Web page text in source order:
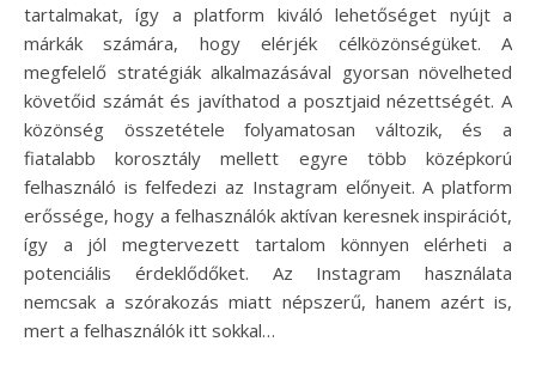
tartalmakat, így a platform kiváló lehetőséget nyújt a
márkák számára, hogy elérjék célközönségüket. A
megfelelő stratégiák alkalmazásával gyorsan növelheted
követőid számát és javíthatod a posztjaid nézettségét. A
közönség összetétele folyamatosan változik, és a
fiatalabb korosztály mellett egyre több középkorú
felhasználó is felfedezi az Instagram előnyeit. A platform
erőssége, hogy a felhasználók aktívan keresnek inspirációt,
így a jól megtervezett tartalom könnyen elérheti a
potenciális érdeklődőket. Az Instagram használata
nemcsak a szórakozás miatt népszerű, hanem azért is,
mert a felhasználók itt sokkal…